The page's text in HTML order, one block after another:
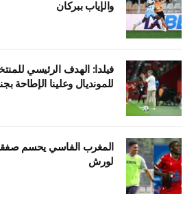
والإياب ببركان
فيلدا: الهدف الرئيسي
للمونديال وعلينا الإطاحة
المغرب الفاسي يحسم
لورش